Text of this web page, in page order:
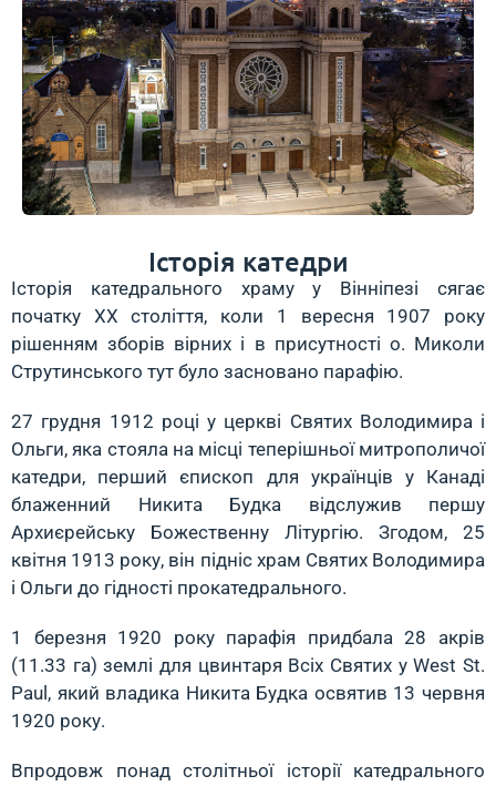
Історія катедри
Історія катедрального храму у Вінніпезі сягає
початку XX століття, коли 1 вересня 1907 року
рішенням зборів вірних і в присутності о. Миколи
Струтинського тут було засновано парафію.
27 грудня 1912 році у церкві Святих Володимира і
Ольги, яка стояла на місці теперішньої митрополичої
катедри, перший єпископ для українців у Канаді
блаженний Никита Будка відслужив першу
Архиєрейську Божественну Літургію. Згодом, 25
квітня 1913 року, він підніс храм Святих Володимира
і Ольги до гідності прокатедрального.
1 березня 1920 року парафія придбала 28 акрів
(11.33 га) землі для цвинтаря Всіх Святих у West St.
Paul, який владика Никита Будка освятив 13 червня
1920 року.
Впродовж понад столітньої історії катедрального